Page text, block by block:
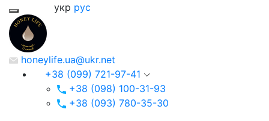
укр рус
honeylife.ua@ukr.net
+38 (099) 721-97-41
+38 (098) 100-31-93
+38 (093) 780-35-30